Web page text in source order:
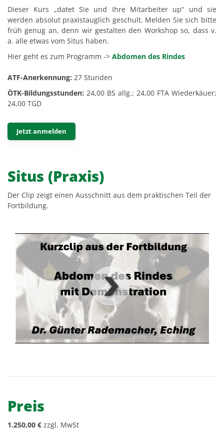
Dieser Kurs „datet Sie und Ihre Mitarbeiter up“ und sie
werden absolut praxistauglich geschult. Melden Sie sich bitte
früh genug an, denn wir gestalten den Workshop so, dass v.
a. alle etwas vom Situs haben.
Hier geht es zum Programm -> Abdomen des Rindes
ATF-Anerkennung: 27 Stunden
ÖTK-Bildungsstunden: 24,00 BS allg.; 24,00 FTA Wiederkäuer;
24,00 TGD
Jetzt anmelden
Situs (Praxis)
Der Clip zeigt einen Ausschnitt aus dem praktischen Teil der
Fortbildung.
00:00:00|00:00:00
Preis
1.250,00 € zzgl. MwSt